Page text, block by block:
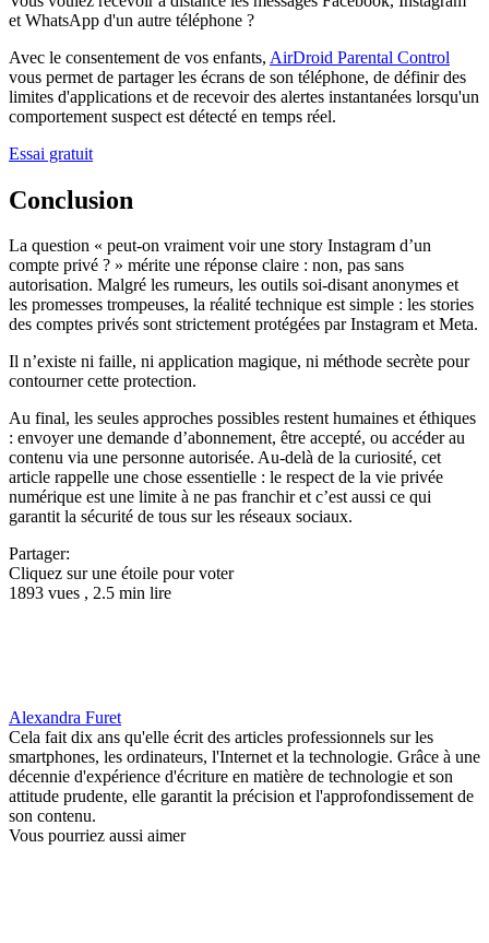
et WhatsApp d'un autre téléphone ?
Avec le consentement de vos enfants, AirDroid Parental Control
vous permet de partager les écrans de son téléphone, de définir des
limites d'applications et de recevoir des alertes instantanées lorsqu'un
comportement suspect est détecté en temps réel.
Essai gratuit
Conclusion
La question « peut-on vraiment voir une story Instagram d’un
compte privé ? » mérite une réponse claire : non, pas sans
autorisation. Malgré les rumeurs, les outils soi-disant anonymes et
les promesses trompeuses, la réalité technique est simple : les stories
des comptes privés sont strictement protégées par Instagram et Meta.
Il n’existe ni faille, ni application magique, ni méthode secrète pour
contourner cette protection.
Au final, les seules approches possibles restent humaines et éthiques
: envoyer une demande d’abonnement, être accepté, ou accéder au
contenu via une personne autorisée. Au-delà de la curiosité, cet
article rappelle une chose essentielle : le respect de la vie privée
numérique est une limite à ne pas franchir et c’est aussi ce qui
garantit la sécurité de tous sur les réseaux sociaux.
Partager:
Cliquez sur une étoile pour voter
1893 vues , 2.5 min lire
Alexandra Furet
Cela fait dix ans qu'elle écrit des articles professionnels sur les
smartphones, les ordinateurs, l'Internet et la technologie. Grâce à une
décennie d'expérience d'écriture en matière de technologie et son
attitude prudente, elle garantit la précision et l'approfondissement de
son contenu.
Vous pourriez aussi aimer